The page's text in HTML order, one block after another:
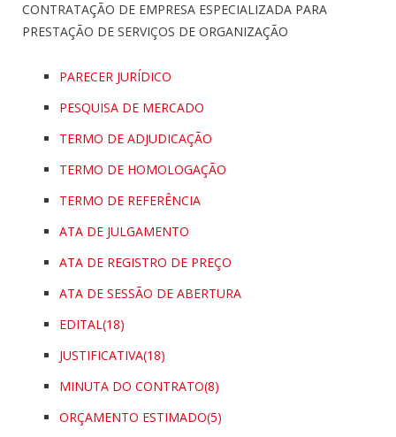
CONTRATAÇÃO DE EMPRESA ESPECIALIZADA PARA
PRESTAÇÃO DE SERVIÇOS DE ORGANIZAÇÃO
PARECER JURÍDICO
PESQUISA DE MERCADO
TERMO DE ADJUDICAÇÃO
TERMO DE HOMOLOGAÇÃO
TERMO DE REFERÊNCIA
ATA DE JULGAMENTO
ATA DE REGISTRO DE PREÇO
ATA DE SESSÃO DE ABERTURA
EDITAL(18)
JUSTIFICATIVA(18)
MINUTA DO CONTRATO(8)
ORÇAMENTO ESTIMADO(5)